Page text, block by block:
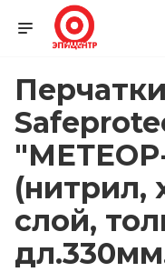
Перчатки
(нитрил,
слой,